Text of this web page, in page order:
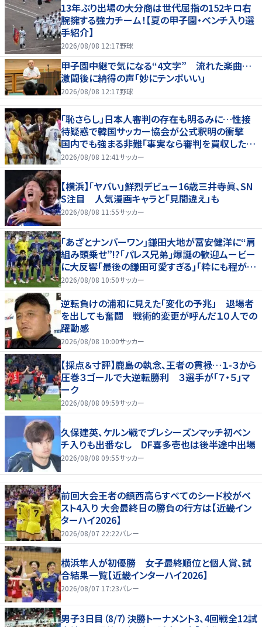
13年ぶり出場の大分商は世代屈指の152キロ右
腕擁する強力チーム！【夏の甲子園・ベンチ入り選
手紹介】
2026/08/08 12:17野球
甲子園中継で気になる“4文字” 流れた楽曲…
激闘後に納得の声「妙にテンポいい」
2026/08/08 12:17野球
「恥さらし」日本人審判の存在も明るみに…性接
待疑惑で韓国サッカー協会が公式釈明の衝撃
国内でも強まる非難「事実なら審判を買収したこ
とになる」
2026/08/08 12:41サッカー
【横浜】「ヤバい」鮮烈デビュー16歳三井寺眞、SN
S注目 人気漫画キャラと「見間違え」も
2026/08/08 11:55サッカー
｢あざとナンバーワン｣鎌田大地が冨安健洋に“肩
組み頭乗せ”!?｢パレス兄弟｣爆誕の歓迎ムービー
に大反響｢最後の鎌田可愛すぎる｣｢粋にも程があ
る！」
2026/08/08 10:50サッカー
逆転負けの浦和に見えた「変化の予兆」 退場者
を出しても奮闘 戦術的変更が呼んだ１０人での
躍動感
2026/08/08 10:00サッカー
【採点＆寸評】鹿島の執念、王者の貫禄…１-３から
圧巻３ゴールで大逆転勝利 ３選手が「７・５」マ
ーク
2026/08/08 09:59サッカー
久保建英、ケルン戦でプレシーズンマッチ初ベン
チ入りも出番なし DF喜多壱也は後半途中出場
2026/08/08 09:55サッカー
前回大会王者の鎮西高らすべてのシード校がベ
スト4入り 大会最終日の勝負の行方は【近畿イン
ターハイ2026】
2026/08/07 22:22バレー
横浜隼人が初優勝 女子最終順位と個人賞、試
合結果一覧【近畿インターハイ2026】
2026/08/07 17:23バレー
男子3日目（8/7）決勝トーナメント3、4回戦全12試